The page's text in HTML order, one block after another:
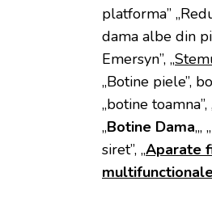
platforma”
dama albe din
Emersyn”, „
„Botine piele”,
„botine toamna”,
„Botine Dama„,
siret”, „Aparate